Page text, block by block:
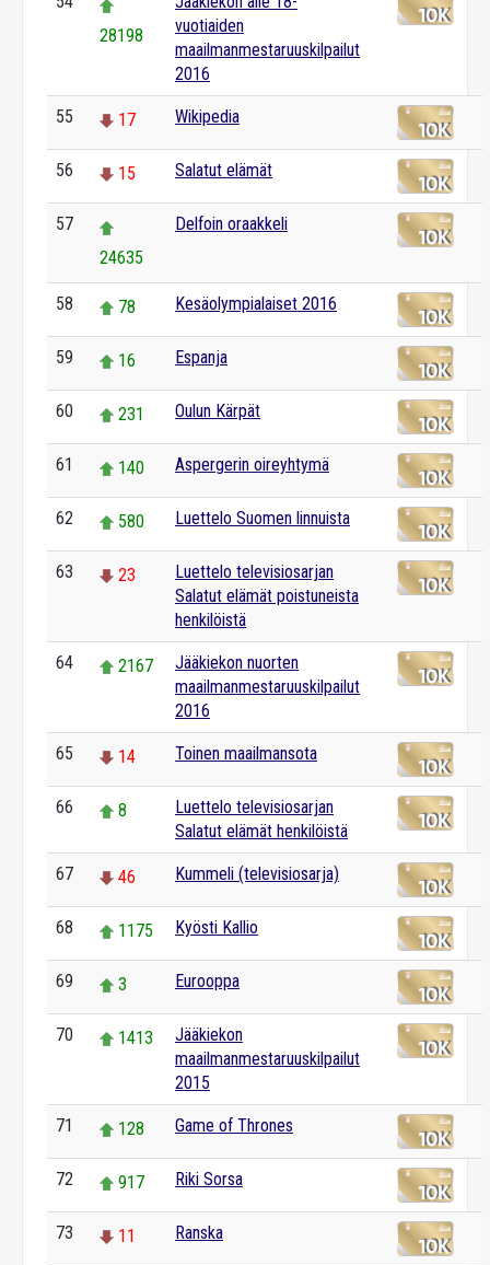
28198
vuotiaiden
maailmanmestaruuskilpailut
2016
55 17 Wikipedia
56 15 Salatut elämät
57
24635
Delfoin oraakkeli
58 78 Kesäolympialaiset 2016
59 16 Espanja
60 231 Oulun Kärpät
61 140 Aspergerin oireyhtymä
62 580 Luettelo Suomen linnuista
63 23
Luettelo televisiosarjan
Salatut elämät poistuneista
henkilöistä
64 2167
Jääkiekon nuorten
maailmanmestaruuskilpailut
2016
65 14 Toinen maailmansota
66 8
Luettelo televisiosarjan
Salatut elämät henkilöistä
67 46 Kummeli (televisiosarja)
68 1175 Kyösti Kallio
69 3 Eurooppa
70 1413
Jääkiekon
maailmanmestaruuskilpailut
2015
71 128 Game of Thrones
72 917 Riki Sorsa
73 11 Ranska